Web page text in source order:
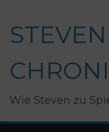
Wie Steven zu